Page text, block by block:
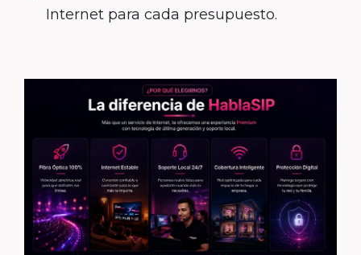
Internet para cada presupuesto.